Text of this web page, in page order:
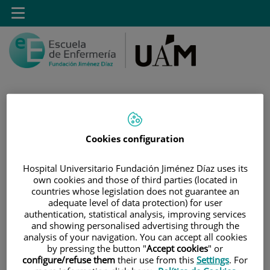
Saltar al contenido
Toggle
navigation
INICIO
MÁSTER PROPIO POR LA UAM EN CUIDADOS
AVANZADOS DEL PACIENTE EN ANESTESIA,
REANIMACIÓN Y TRATAMIENTO DEL DOLOR
OBJETIVOS DEL MÁSTER
Cookies configuration
Hospital Universitario Fundación Jiménez Díaz uses its
own cookies and those of third parties (located in
countries whose legislation does not guarantee an
adequate level of data protection) for user
authentication, statistical analysis, improving services
and showing personalised advertising through the
analysis of your navigation. You can accept all cookies
by pressing the button "Accept cookies" or
configure/refuse them their use from this Settings. For